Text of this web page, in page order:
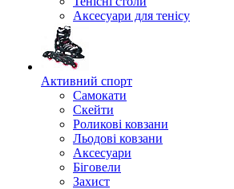
Аксесуари для тенісу
Активний спорт
Самокати
Скейти
Роликові ковзани
Льодові ковзани
Аксесуари
Біговели
Захист